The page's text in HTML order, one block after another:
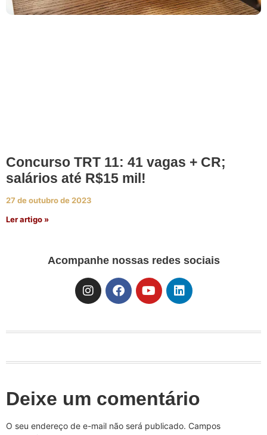
Concurso TRT 11: 41 vagas + CR;
salários até R$15 mil!
27 de outubro de 2023
Ler artigo »
Acompanhe nossas redes sociais
Deixe um comentário
O seu endereço de e-mail não será publicado. Campos